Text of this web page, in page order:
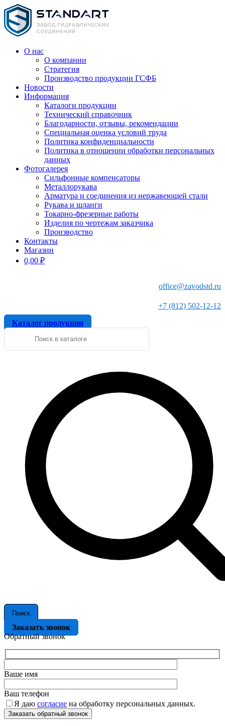
О нас
О компании
Стратегия
Производство продукции ГСФБ
Новости
Информация
Каталоги продукции
Технический справочник
Благодарности, отзывы, рекомендации
Специальная оценка условий труда
Политика конфиденциальности
Политика в отношении обработки персональных
данных
Фотогалерея
Сильфонные компенсаторы
Металлорукава
Арматура и соединения из нержавеющей стали
Рукава и шланги
Токарно-фрезерные работы
Изделия по чертежам заказчика
Производство
Контакты
Магазин
0,00 ₽
office@zavodstd.ru
+7 (812) 502-12-12
Каталог продукции
Поиск
Заказать звонок
Обратный звонок
Ваше имя
Ваш телефон
Я даю согласие на обработку персональных данных.